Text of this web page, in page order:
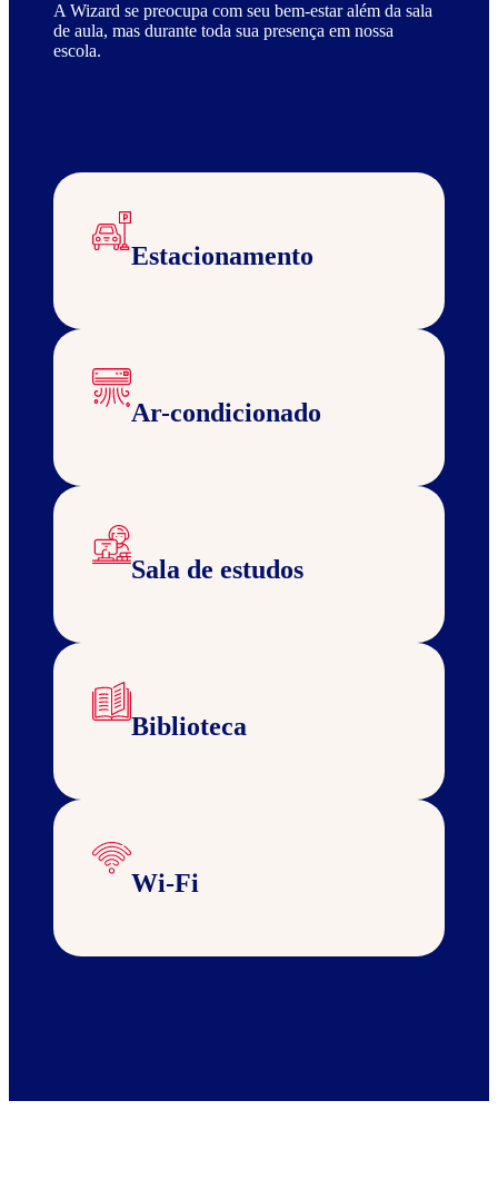
A Wizard se preocupa com seu bem-estar além da sala
de aula, mas durante toda sua presença em nossa
escola.
Estacionamento
Ar-condicionado
Sala de estudos
Biblioteca
Wi-Fi